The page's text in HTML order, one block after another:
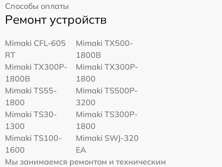
Способы оплаты
Ремонт устройств
Mimaki CFL-605
RT
Mimaki TX500-
1800B
Mimaki TX300P-
1800B
Mimaki TX300P-
1800
Mimaki TS55-
1800
Mimaki TS500P-
3200
Mimaki TS30-
1300
Mimaki TS300P-
1800
Mimaki TS100-
1600
Mimaki SWJ-320
EA
Мы занимаемся ремонтом и техническим